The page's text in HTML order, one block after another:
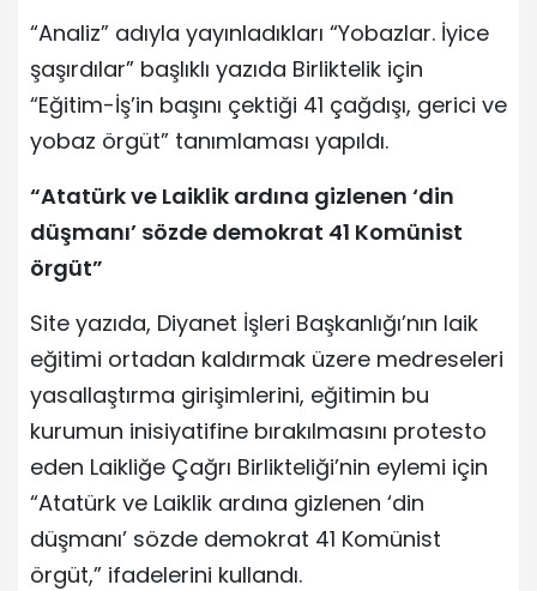
“Analiz” adıyla yayınladıkları “Yobazlar. İyice
şaşırdılar” başlıklı yazıda Birliktelik için
“Eğitim-İş’in başını çektiği 41 çağdışı, gerici ve
yobaz örgüt” tanımlaması yapıldı.
“Atatürk ve Laiklik ardına gizlenen ‘din
düşmanı’ sözde demokrat 41 Komünist
örgüt”
Site yazıda, Diyanet İşleri Başkanlığı’nın laik
eğitimi ortadan kaldırmak üzere medreseleri
yasallaştırma girişimlerini, eğitimin bu
kurumun inisiyatifine bırakılmasını protesto
eden Laikliğe Çağrı Birlikteliği’nin eylemi için
“Atatürk ve Laiklik ardına gizlenen ‘din
düşmanı’ sözde demokrat 41 Komünist
örgüt,” ifadelerini kullandı.